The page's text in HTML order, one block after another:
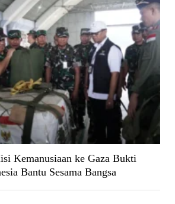
Kemanusiaan ke Gaza Bukti
Bantu Sesama Bangsa